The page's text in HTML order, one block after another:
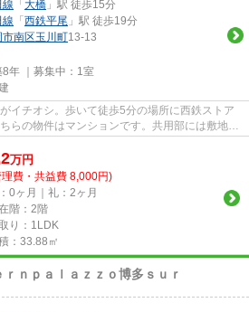
線 「大橋 」駅 徒歩15分
線 「西鉄平尾 」駅 徒歩19分
市南区玉川町13-13
年 ｜募集中： 1室
イチオシ。歩いて徒歩5分の場所に西鉄ストア
らの物件はマンションです。共用部には敷地内
万円
費・共益費 8,000円)
0ヶ月｜礼：2ヶ月
階：2階
り：1LDK
：33.88㎡
ｒｎｐａｌａｚｚｏ博多ｓｕｒ